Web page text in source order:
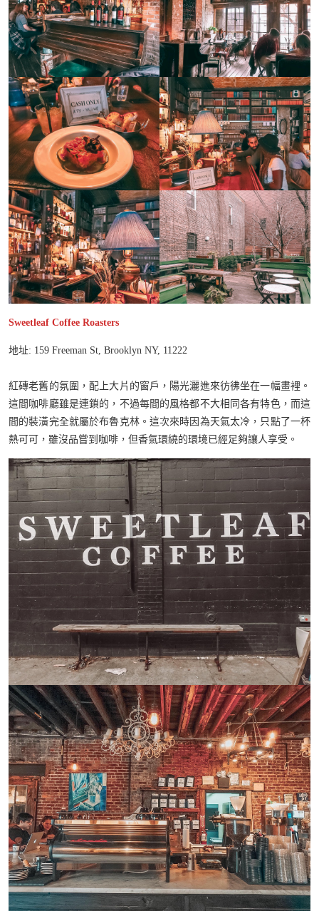
Sweetleaf Coffee Roasters
地址: 159 Freeman St, Brooklyn NY, 11222
紅磚老舊的氛圍，配上大片的窗戶，陽光灑進來彷彿坐在一幅畫裡。
這間咖啡廳雖是連鎖的，不過每間的風格都不大相同各有特色，而這
間的裝潢完全就屬於布魯克林。這次來時因為天氣太冷，只點了一杯
熱可可，雖沒品嘗到咖啡，但香氣環繞的環境已經足夠讓人享受。